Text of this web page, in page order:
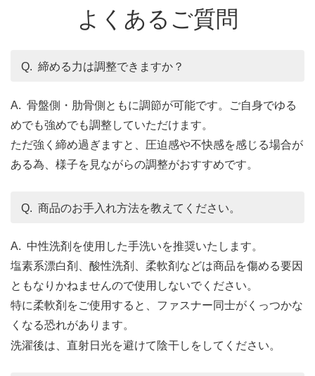
よくあるご質問
Q. 締める力は調整できますか？
A. 骨盤側・肋骨側ともに調節が可能です。ご自身でゆる
めでも強めでも調整していただけます。
ただ強く締め過ぎますと、圧迫感や不快感を感じる場合が
ある為、様子を見ながらの調整がおすすめです。
Q. 商品のお手入れ方法を教えてください。
A. 中性洗剤を使用した手洗いを推奨いたします。
塩素系漂白剤、酸性洗剤、柔軟剤などは商品を傷める要因
ともなりかねませんので使用しないでください。
特に柔軟剤をご使用すると、ファスナー同士がくっつかな
くなる恐れがあります。
洗濯後は、直射日光を避けて陰干しをしてください。